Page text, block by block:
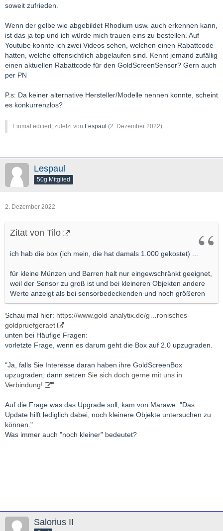
soweit zufrieden.
Wenn der gelbe wie abgebildet Rhodium usw. auch erkennen kann,
ist das ja top und ich würde mich trauen eins zu bestellen. Auf
Youtube konnte ich zwei Videos sehen, welchen einen Rabattcode
hatten, welche offensichtlich abgelaufen sind. Kennt jemand zufällig
einen aktuellen Rabattcode für den GoldScreenSensor? Gern auch
per PN
P.s: Da keiner alternative Hersteller/Modelle nennen konnte, scheint
es konkurrenzlos?
Einmal editiert, zuletzt von Lespaul (2. Dezember 2022)
Lespaul
50g Mitglied
2. Dezember 2022
Zitat von Tilo
ich hab die box (ich mein, die hat damals 1.000 gekostet) ...
für kleine Münzen und Barren halt nur eingewschränkt geeignet,
weil der Sensor zu groß ist und bei kleineren Objekten andere
Werte anzeigt als bei sensorbedeckenden und noch größeren
Schau mal hier: https://www.gold-analytix.de/g…ronisches-
goldpruefgeraet
unten bei Häufige Fragen:
vorletzte Frage, wenn es darum geht die Box auf 2.0 upzugraden.
"Ja, falls Sie Interesse daran haben ihre GoldScreenBox
upzugraden, dann setzen Sie sich doch gerne mit uns in
Verbindung!
"
Auf die Frage was das Upgrade soll, kam von Marawe: "Das
Update hilft lediglich dabei, noch kleinere Objekte untersuchen zu
können."
Was immer auch "noch kleiner" bedeutet?
Salorius II